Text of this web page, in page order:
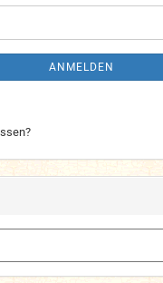
ANMELDEN